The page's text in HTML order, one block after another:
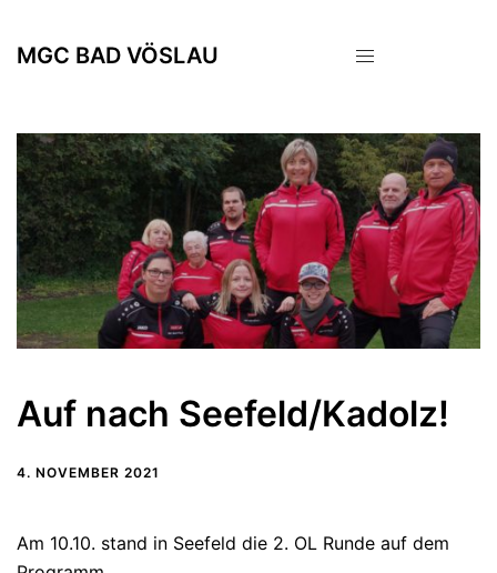
Inhalt
springen
MGC BAD VÖSLAU
Auf nach Seefeld/Kadolz!
4. NOVEMBER 2021
Am 10.10. stand in Seefeld die 2. OL Runde auf dem